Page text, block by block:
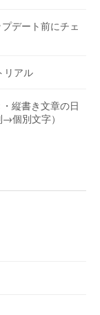
プデート前にチェ
リアル
縦書き文章の日
個別文字）